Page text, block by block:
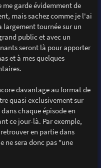
garde évidemment de
mais sachez comme je l'ai
largement tournée sur un
public et avec un
seront là pour apporter
et à mes quelques
davantage au format de
quasi exclusivement sur
chaque épisode en
ce jour-là. Par exemple,
en partie dans
ne sera donc pas "une